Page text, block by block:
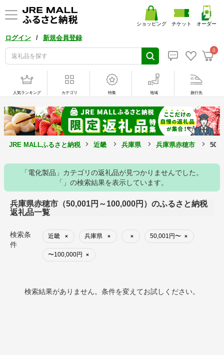
ログイン / 新規会員登録
0
ショッピング チケット オーダー
人気ランキング カテゴリ 特集 地域 旅行先
JRE MALLふるさと納税 近畿 兵庫県 兵庫県赤穂市
「電化製品」カテゴリの返礼品が見つかりませんでした。
「」の検索結果を表示しています。
兵庫県赤穂市（50,001円～100,000円）のふるさと納税
返礼品一覧
検索条
件
近畿 × 兵庫県 × × 50,001円〜 ×
〜100,000円 ×
検索結果がありません。条件を変えてお試しください。